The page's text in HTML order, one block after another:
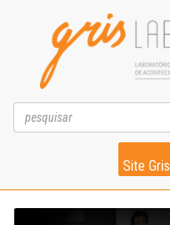
Site Gris